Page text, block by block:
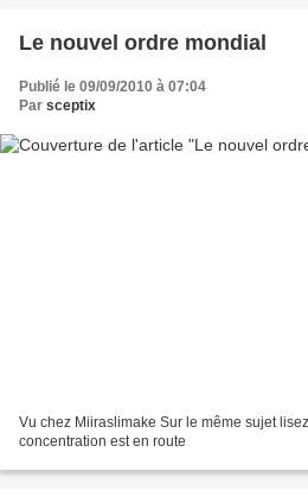
Le nouvel ordre mondial
Publié le 09/09/2010 à 07:04
Par sceptix
Vu chez Miiraslimake Sur le même sujet
concentration est en route